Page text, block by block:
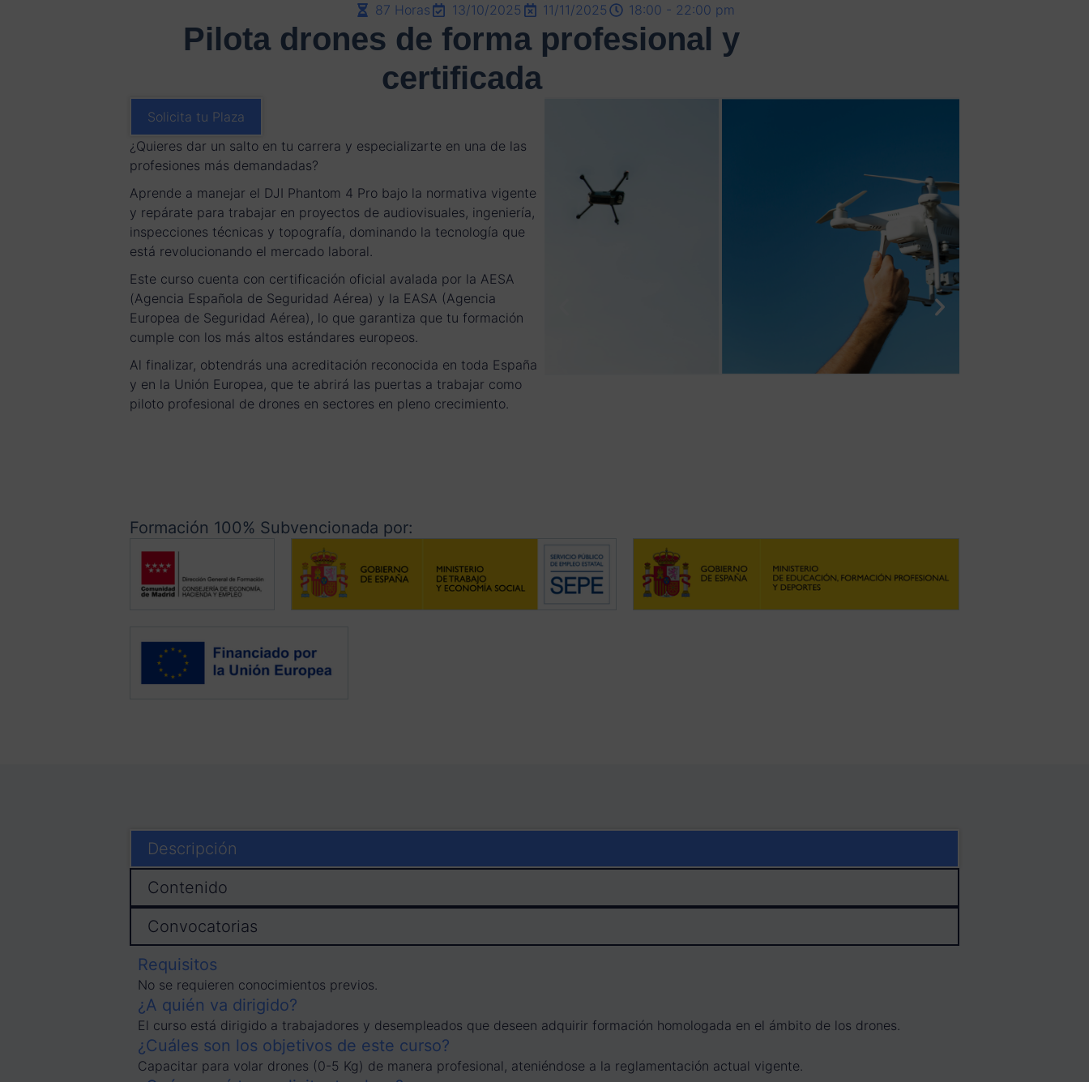
87 Horas 13/10/2025 11/11/2025 18:00 - 22:00 pm
Pilota drones de forma profesional y
certificada
Solicita tu Plaza
¿Quieres dar un salto en tu carrera y especializarte en una de las
profesiones más demandadas?
Aprende a manejar el DJI Phantom 4 Pro bajo la normativa vigente
y repárate para trabajar en proyectos de audiovisuales, ingeniería,
inspecciones técnicas y topografía, dominando la tecnología que
está revolucionando el mercado laboral.
Este curso cuenta con certificación oficial avalada por la AESA
(Agencia Española de Seguridad Aérea) y la EASA (Agencia
Europea de Seguridad Aérea), lo que garantiza que tu formación
cumple con los más altos estándares europeos.
Al finalizar, obtendrás una acreditación reconocida en toda España
y en la Unión Europea, que te abrirá las puertas a trabajar como
piloto profesional de drones en sectores en pleno crecimiento.
Formación 100% Subvencionada por:
Descripción
Contenido
Convocatorias
Requisitos
No se requieren conocimientos previos.
¿A quién va dirigido?
El curso está dirigido a trabajadores y desempleados que deseen adquirir formación homologada en el ámbito de los drones.
¿Cuáles son los objetivos de este curso?
Capacitar para volar drones (0-5 Kg) de manera profesional, ateniéndose a la reglamentación actual vigente.